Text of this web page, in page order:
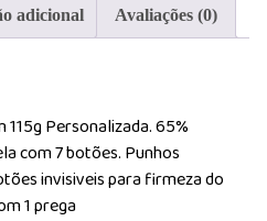
adicional Avaliações (0)
Personalizada. 65%
com 7 botões. Punhos
invisiveis para firmeza do
1 prega